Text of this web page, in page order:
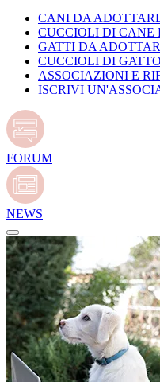
CANI DA
CUCCIOLI DI CANE
GATTI DA
CUCCIOLI DI
ASSOCIAZIONI E
ISCRIVI
FORUM
NEWS